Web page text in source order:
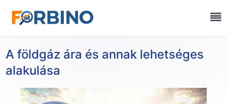
A földgáz ára és annak lehetséges
alakulása